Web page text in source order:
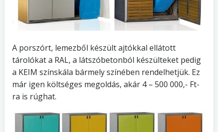
A porszórt, lemezből készült ajtókkal ellátott
tárolókat a RAL, a látszóbetonból készülteket pedig
a KEIM színskála bármely színében rendelhetjük. Ez
már igen költséges megoldás, akár 4 – 500 000,- Ft-
ra is rúghat.